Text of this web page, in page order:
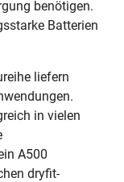
benötigen.
Batterien
liefern
in vielen
A500
dryfit-